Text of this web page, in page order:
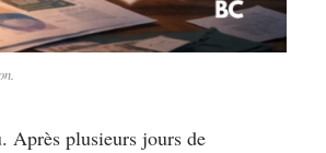
Après plusieurs jours de